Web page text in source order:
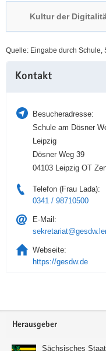
Kultur der
Quelle: Eingabe durch Schule,
Information
Kontakt
Besucheradresse:
Schule am Dösner
Leipzig
Dösner Weg 39
04103 Leipzig OT
Telefon (Frau Lada):
0341 / 98710500
E-Mail:
Webseite:
https://gesdw.de
Service
Herausgeber
Sächsisches